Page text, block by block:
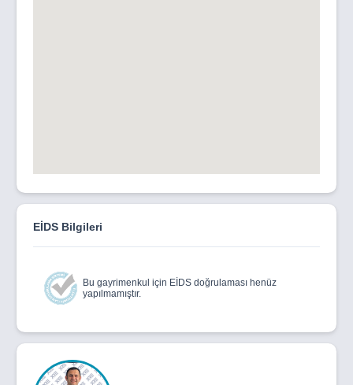
EİDS Bilgileri
Bu gayrimenkul için EİDS doğrulaması henüz
yapılmamıştır.